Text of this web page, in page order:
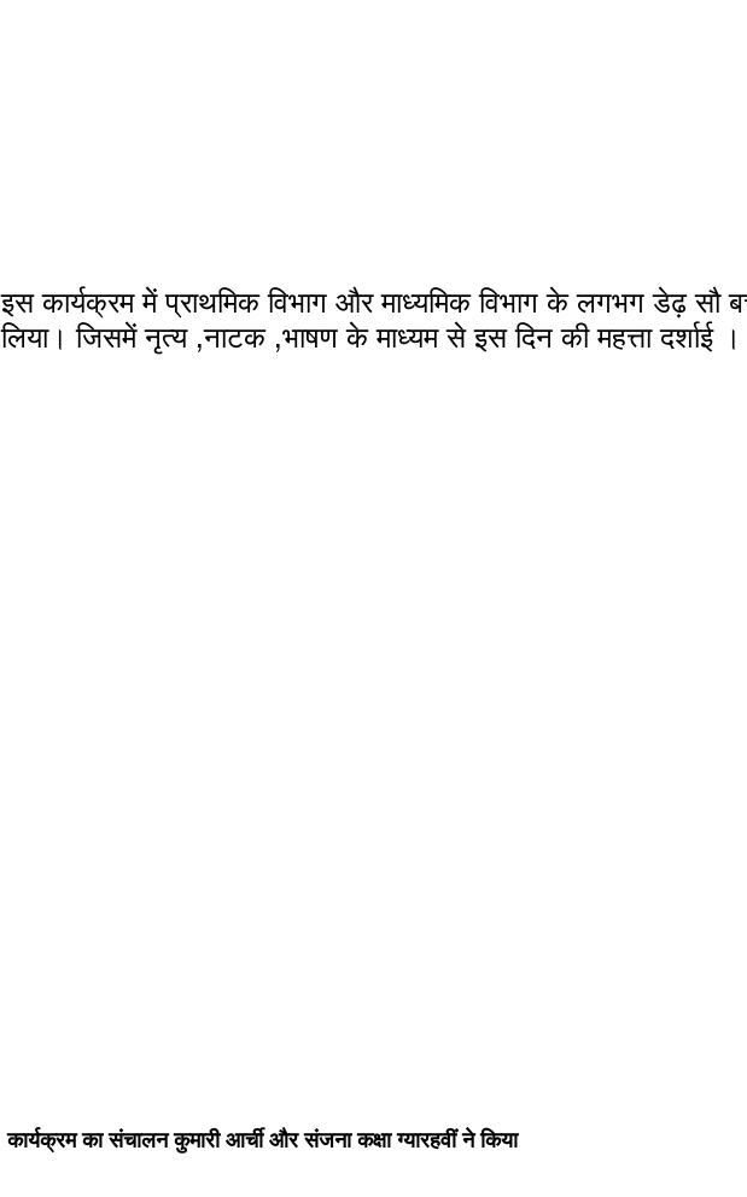
इस कार्यक्रम में प्राथमिक विभाग और माध्यमिक विभाग के लगभग डेढ़ सौ
लिया। जिसमें नृत्य ,नाटक ,भाषण के माध्यम से इस दिन की महत्ता दर्शाई ।
कार्यक्रम का संचालन कुमारी आर्ची और संजना कक्षा ग्यारहवीं ने किया